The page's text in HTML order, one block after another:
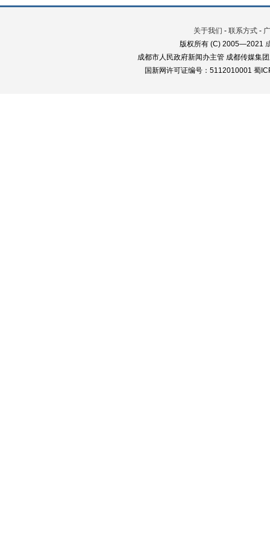
关于我们 - 联系方式 -
版权所有 (C) 2005—2021
成都市人民政府新闻办主管 成都传媒集
国新网许可证编号：5112010001 蜀